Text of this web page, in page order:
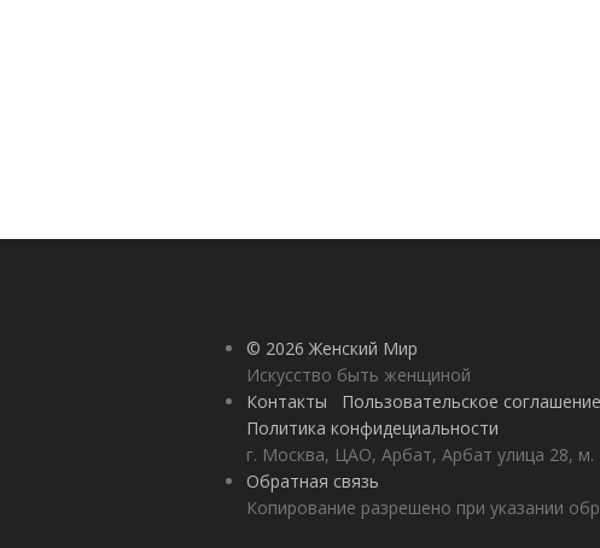
© 2026 Женский Мир
Искусство быть женщиной
Контакты
Пользовательское соглашение
Политика конфидециальности
г. Москва, ЦАО, Арбат, Арбат улица 28, м.
Обратная связь
Копирование разрешено при указании